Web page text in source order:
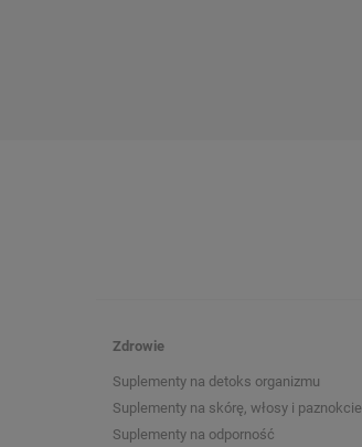
Zdrowie
Suplementy na detoks organizmu
Suplementy na skórę, włosy i paznokcie
Suplementy na odporność